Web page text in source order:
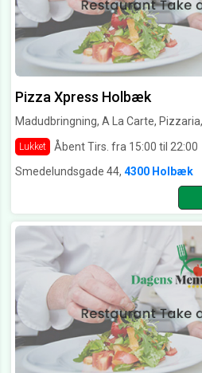
Pizza Xpress Holbæk
Madudbringning, A La Carte,
Lukket
Åbent Tirs. fra 15:00 til 22:00
Smedelundsgade 44, 4300 Holbæk